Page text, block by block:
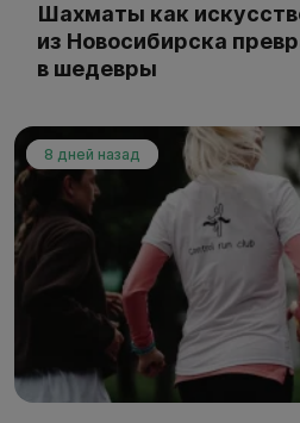
Шахматы как
из Новосибирска
в шедевры
8 дней назад